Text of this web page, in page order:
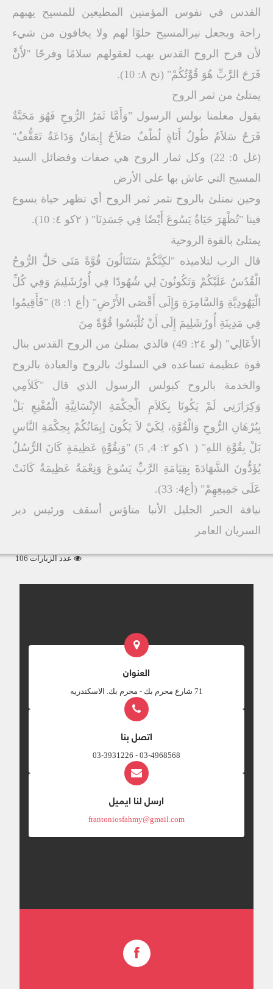
القدس في نفوس المؤمنین المطیعین للمسیح یھبھم
راحة ویجعل نیرالمسیح حلوًا لھم ولا یخافون من شيء
لأن فرح الروح القدس یھب لعقولھم سلامًا وفرحًا "لأَنَّ
فَرَحَ الرَّبِّ ھُوَ قُوَّتُكُمْ" (نح ۸: 10).
یمتلئ من ثمر الروح
یقول معلمنا بولس الرسول "وَأَمَّا ثَمَرُ الرُّوحِ فَھُوَ مَحَبَّةٌ
فَرَحٌ سَلاَمٌ طُولُ أَنَاةٍ لُطْفٌ صَلاَحٌ إِیمَانٌ وَدَاعَةٌ تَعَفُّفٌ"
(غل ٥: 22) وكل ثمار الروح ھي صفات وفضائل السید
المسیح التي عاش بھا على الأرض
وحین نمتلئ بالروح نثمر ثمر الروح أي تظھر حیاة یسوع
فینا "تُظْھَرَ حَیَاةُ یَسُوعَ أَیْضًا فِي جَسَدِنَا" ( ۲كو ٤: 10).
یمتلئ بالقوة الروحیة
قال الرب لتلامیذه "لكِنَّكُمْ سَتَنَالُونَ قُوَّةً مَتَى حَلَّ الرُّوحُ
الْقُدُسُ عَلَیْكُمْ وَتَكُونُونَ لِي شُھُودًا فِي أُورُشَلِیمَ وَفِي كُلِّ
الْیَھُودِیَّةِ وَالسَّامِرَةِ وَإِلَى أَقْصَى الأَرْضِ" (أع ۱: 8) "فَأَقِیمُوا
فِي مَدِینَةِ أُورُشَلِیمَ إِلَى أَنْ تُلْبَسُوا قُوَّةً مِنَ
الأَعَالِي" (لو ۲٤: 49) فالذي یمتلئ من الروح القدس ینال
قوة عظیمة تساعده في السلوك بالروح والعبادة بالروح
والخدمة بالروح كبولس الرسول الذي قال "كَلاَمِي
وَكِرَازَتِي لَمْ یَكُونَا بِكَلاَمِ الْحِكْمَةِ الإِنْسَانِیَّةِ الْمُقْنِعِ بَلْ
بِبُرْھَانِ الرُّوحِ وَالْقُوَّةِ، لِكَيْ لاَ یَكُونَ إیِمَانُكُمْ بِحِكْمَةِ النَّاسِ
بَلْ بِقُوَّةِ اللهِ" ( ۱كو ۲: 4, 5) "وَبِقُوَّةٍ عَظِیمَةٍ كَانَ الرُّسُلُ
یُؤَدُّونَ الشَّھَادَةَ بِقِیَامَةِ الرَّبِّ یَسُوعَ وَنِعْمَةٌ عَظِیمَةٌ كَانَتْ
عَلَى جَمِیعِھِمْ" (أع4: 33).
نيافة الحبر الجليل الأنبا متاؤس أسقف ورئيس دير
السريان العامر
عدد الزيارات 106
العنوان
‎71 شارع محرم بك - محرم بك. الاسكندريه
اتصل بنا
03-4968568 - 03-3931226
ارسل لنا ايميل
frantoniosfahmy@gmail.com